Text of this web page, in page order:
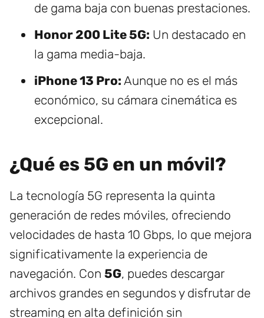
de gama baja con buenas prestaciones.
Honor 200 Lite 5G: Un destacado en
la gama media-baja.
iPhone 13 Pro: Aunque no es el más
económico, su cámara cinemática es
excepcional.
¿Qué es 5G en un móvil?
La tecnología 5G representa la quinta
generación de redes móviles, ofreciendo
velocidades de hasta 10 Gbps, lo que mejora
significativamente la experiencia de
navegación. Con 5G, puedes descargar
archivos grandes en segundos y disfrutar de
streaming en alta definición sin